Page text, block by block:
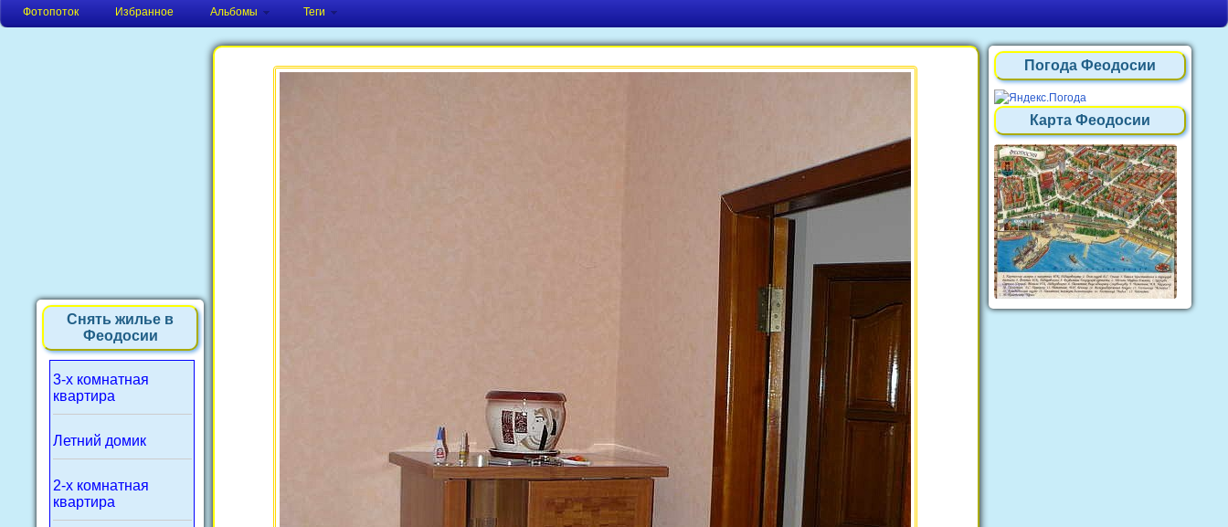
Фотопоток Избранное Альбомы Теги
Снять жилье в
Феодосии
3-х комнатная
квартира
Летний домик
2-х комнатная
квартира
Погода Феодосии
Карта Феодосии